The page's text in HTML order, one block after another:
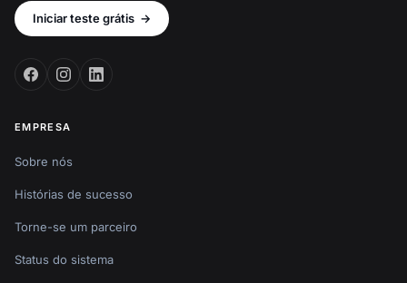
Iniciar teste grátis →
EMPRESA
Sobre nós
Histórias de sucesso
Torne-se um parceiro
Status do sistema